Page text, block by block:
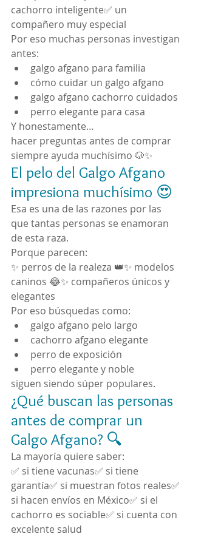
cachorro inteligente✅ un
compañero muy especial
Por eso muchas personas investigan
antes:
galgo afgano para familia
cómo cuidar un galgo afgano
galgo afgano cachorro cuidados
perro elegante para casa
Y honestamente…
hacer preguntas antes de comprar
siempre ayuda muchísimo 🐶✨
El pelo del Galgo Afgano
impresiona muchísimo 😍
Esa es una de las razones por las
que tantas personas se enamoran
de esta raza.
Porque parecen:
✨ perros de la realeza 👑✨ modelos
caninos 😂✨ compañeros únicos y
elegantes
Por eso búsquedas como:
galgo afgano pelo largo
cachorro afgano elegante
perro de exposición
perro elegante y noble
siguen siendo súper populares.
¿Qué buscan las personas
antes de comprar un
Galgo Afgano? 🔍
La mayoría quiere saber:
✅ si tiene vacunas✅ si tiene
garantía✅ si muestran fotos reales✅
si hacen envíos en México✅ si el
cachorro es sociable✅ si cuenta con
excelente salud